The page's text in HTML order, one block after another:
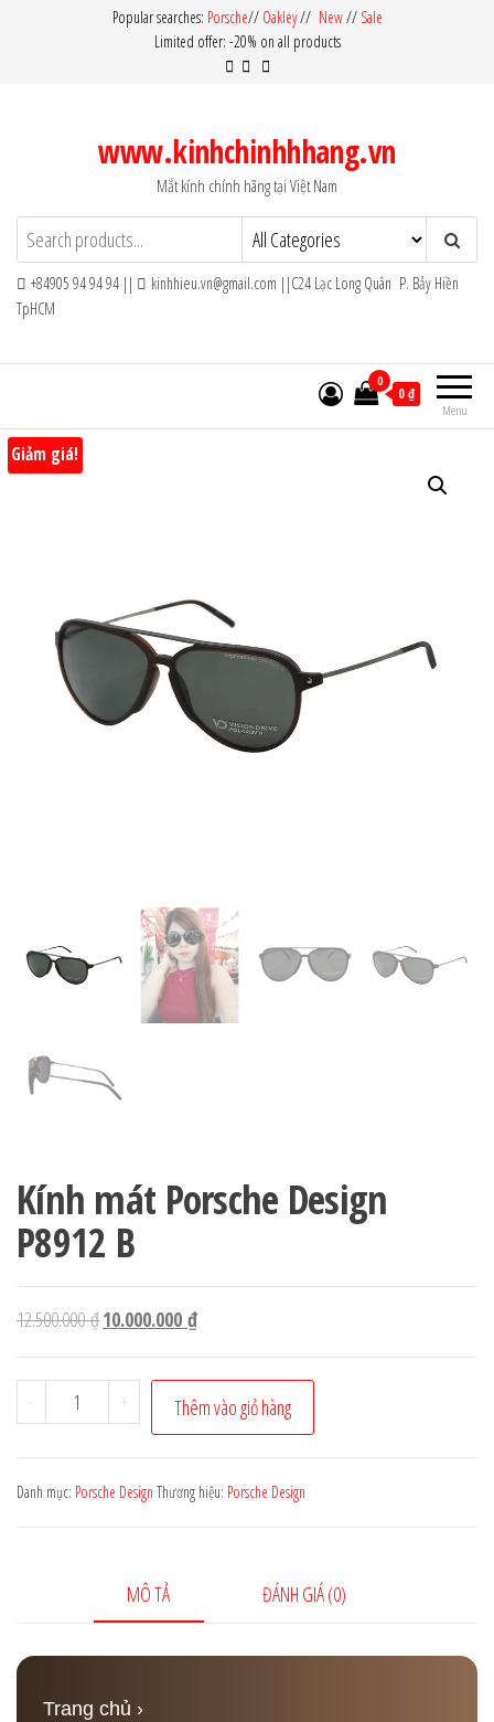
Popular searches: Porsche// Oakley// New// Sale
Limited offer: -20% on all products
www.kinhchinhhhang.vn
Mắt kính chính hãng tại Việt Nam
+84905 94 94 94 ||
kinhhieu.vn@gmail.com ||C24 Lạc Long Quân P. Bảy Hiền
TpHCM
Menu
0
0 ₫
Giảm giá!
Kính mát Porsche Design
P8912 B
12.500.000₫Giá
là:
12.500.000 ₫.
10.000.000 ₫Giá
tại
là:
10.000.000 ₫.
-
Kính
mát
Design
+ Thêm vào giỏ hàng
Danh mục: Porsche Design Thương hiệu: Porsche Design
MÔ TẢ ĐÁNH GIÁ (0)
Trang chủ ›